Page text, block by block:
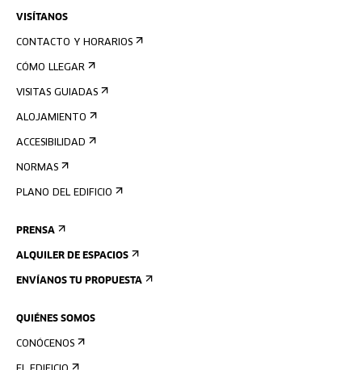
VISÍTANOS
CONTACTO Y HORARIOS
CÓMO LLEGAR
VISITAS GUIADAS
ALOJAMIENTO
ACCESIBILIDAD
NORMAS
PLANO DEL EDIFICIO
PRENSA
ALQUILER DE ESPACIOS
ENVÍANOS TU PROPUESTA
QUIÉNES SOMOS
CONÓCENOS